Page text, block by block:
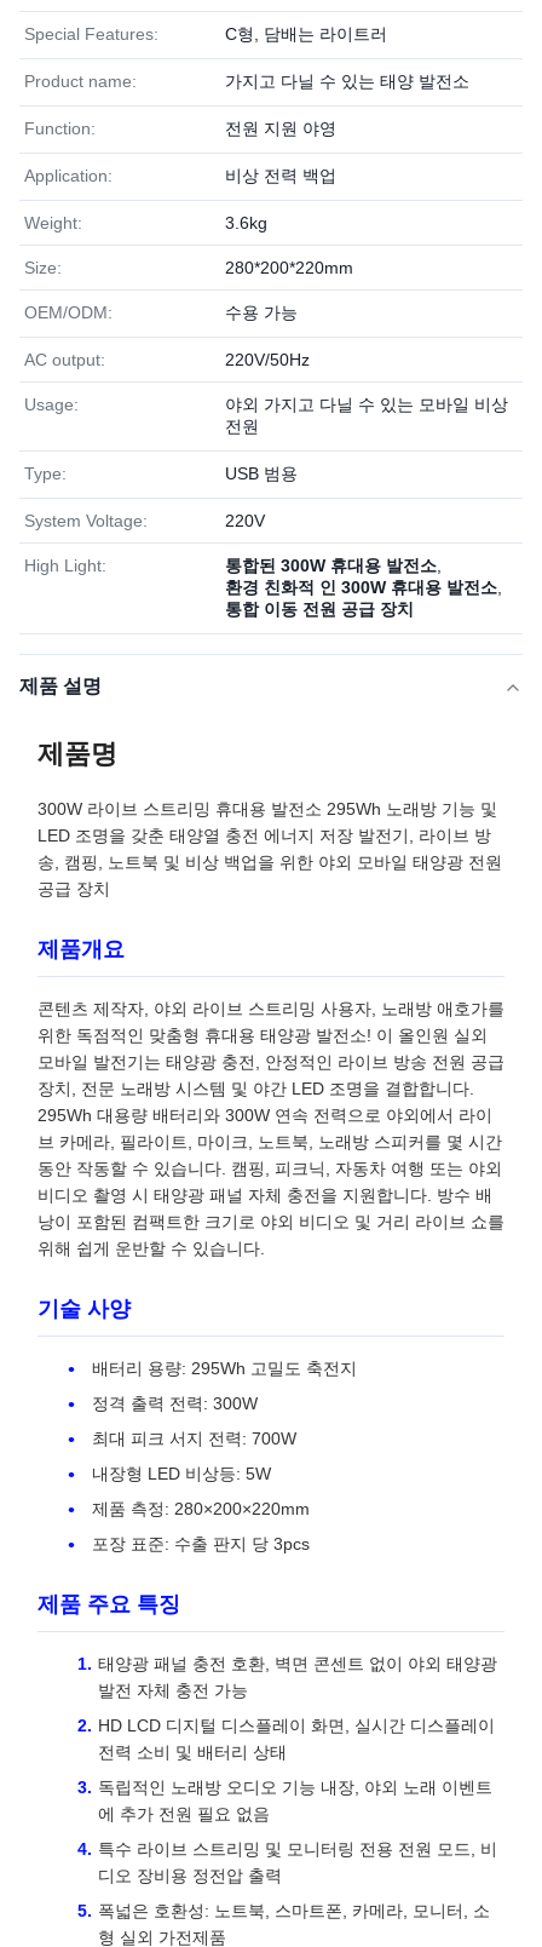
Special Features: C형, 담배는 라이트러
Product name: 가지고 다닐 수 있는 태양 발전소
Function: 전원 지원 야영
Application: 비상 전력 백업
Weight: 3.6kg
Size: 280*200*220mm
OEM/ODM: 수용 가능
AC output: 220V/50Hz
Usage:
야외 가지고 다닐 수 있는 모바일 비상
전원
Type: USB 범용
System Voltage: 220V
High Light: 통합된 300W 휴대용 발전소
환경 친화적 인 300W 휴대용 발전소
통합 이동 전원 공급 장치
제품 설명
제품명
300W 라이브 스트리밍 휴대용 발전소 295Wh 노래방 기능 및
LED 조명을 갖춘 태양열 충전 에너지 저장 발전기, 라이브 방
송, 캠핑, 노트북 및 비상 백업을 위한 야외 모바일 태양광 전원
공급 장치
제품개요
콘텐츠 제작자, 야외 라이브 스트리밍 사용자, 노래방 애호가를
위한 독점적인 맞춤형 휴대용 태양광 발전소! 이 올인원 실외
모바일 발전기는 태양광 충전, 안정적인 라이브 방송 전원 공급
장치, 전문 노래방 시스템 및 야간 LED 조명을 결합합니다.
295Wh 대용량 배터리와 300W 연속 전력으로 야외에서 라이
브 카메라, 필라이트, 마이크, 노트북, 노래방 스피커를 몇 시간
동안 작동할 수 있습니다. 캠핑, 피크닉, 자동차 여행 또는 야외
비디오 촬영 시 태양광 패널 자체 충전을 지원합니다. 방수 배
낭이 포함된 컴팩트한 크기로 야외 비디오 및 거리 라이브 쇼를
위해 쉽게 운반할 수 있습니다.
기술 사양
배터리 용량: 295Wh 고밀도 축전지
정격 출력 전력: 300W
최대 피크 서지 전력: 700W
내장형 LED 비상등: 5W
제품 측정: 280×200×220mm
포장 표준: 수출 판지 당 3pcs
제품 주요 특징
태양광 패널 충전 호환, 벽면 콘센트 없이 야외 태양광
발전 자체 충전 가능
HD LCD 디지털 디스플레이 화면, 실시간 디스플레이
전력 소비 및 배터리 상태
독립적인 노래방 오디오 기능 내장, 야외 노래 이벤트
에 추가 전원 필요 없음
특수 라이브 스트리밍 및 모니터링 전용 전원 모드, 비
디오 장비용 정전압 출력
폭넓은 호환성: 노트북, 스마트폰, 카메라, 모니터, 소
형 실외 가전제품